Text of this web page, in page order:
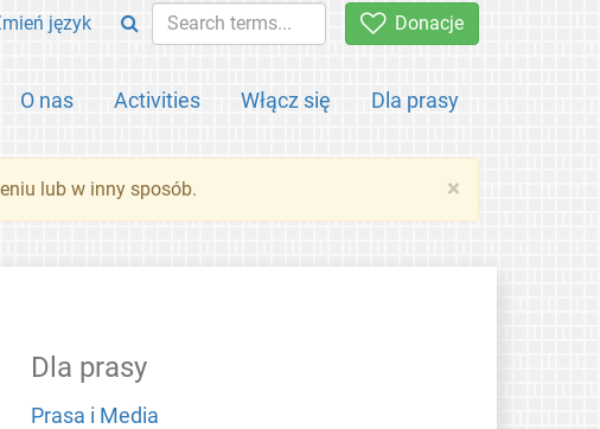
Donacje
O nas Activities Włącz się Dla prasy
język
×
lub w inny sposób.
Dla prasy
Prasa i Media